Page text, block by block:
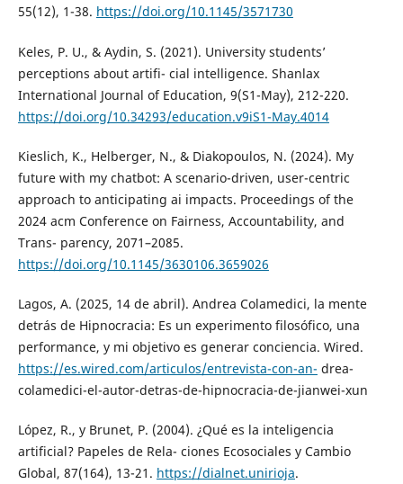
55(12), 1-38. https://doi.org/10.1145/3571730
Keles, P. U., & Aydin, S. (2021). University students’
perceptions about artifi- cial intelligence. Shanlax
International Journal of Education, 9(S1-May), 212-220.
https://doi.org/10.34293/education.v9iS1-May.4014
Kieslich, K., Helberger, N., & Diakopoulos, N. (2024). My
future with my chatbot: A scenario-driven, user-centric
approach to anticipating ai impacts. Proceedings of the
2024 acm Conference on Fairness, Accountability, and
Trans- parency, 2071–2085.
https://doi.org/10.1145/3630106.3659026
Lagos, A. (2025, 14 de abril). Andrea Colamedici, la mente
detrás de Hipnocracia: Es un experimento filosófico, una
performance, y mi objetivo es generar conciencia. Wired.
https://es.wired.com/articulos/entrevista-con-an- drea-
colamedici-el-autor-detras-de-hipnocracia-de-jianwei-xun
López, R., y Brunet, P. (2004). ¿Qué es la inteligencia
artificial? Papeles de Rela- ciones Ecosociales y Cambio
Global, 87(164), 13-21. https://dialnet.unirioja.